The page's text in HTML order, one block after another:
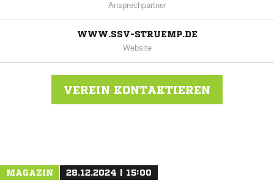
Ansprechpartner
WWW.SSV-STRUEMP.DE
Website
VEREIN KONTAKTIEREN
MAGAZIN 28.12.2024 | 15:00